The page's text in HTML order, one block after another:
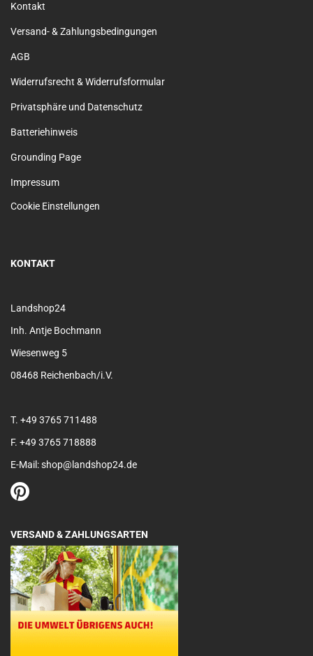
Kontakt
Versand- & Zahlungsbedingungen
AGB
Widerrufsrecht & Widerrufsformular
Privatsphäre und Datenschutz
Batteriehinweis
Grounding Page
Impressum
Cookie Einstellungen
KONTAKT
Landshop24
Inh. Antje Bochmann
Wiesenweg 5
08468 Reichenbach/i.V.
T. +49 3765 711488
F. +49 3765 718888
E-Mail: shop@landshop24.de
VERSAND & ZAHLUNGSARTEN